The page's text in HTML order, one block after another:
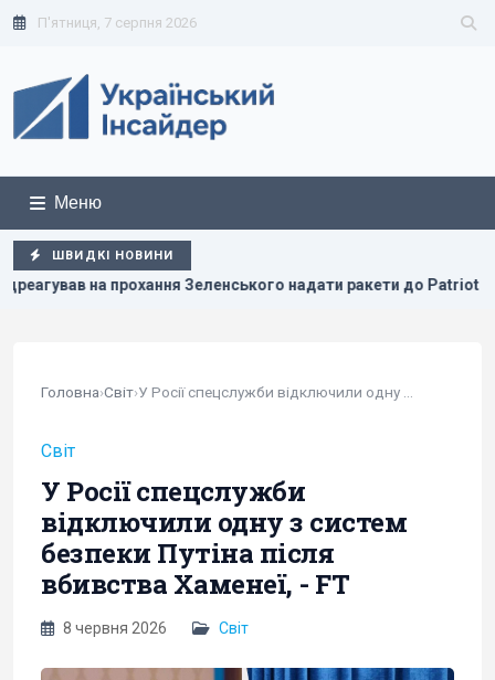
П'ятниця, 7 серпня 2026
Меню
ШВИДКІ НОВИНИ
надати ракети до Patriot Атака дронів на Москву:
Головна›Світ›
Світ
У Росії спецслужби
відключили одну з систем
безпеки Путіна після
вбивства Хаменеї, - FT
8 червня 2026 Світ